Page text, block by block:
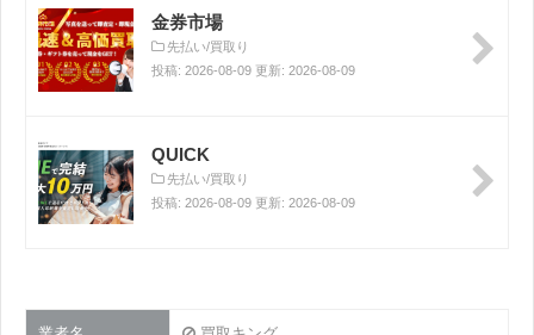
金券市場
先払い/買取り
投稿: 2026-08-09 更新: 2026-08-09
QUICK
先払い/買取り
投稿: 2026-08-09 更新: 2026-08-09